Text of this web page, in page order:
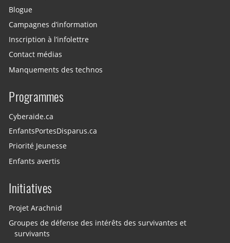
Blogue
Campagnes d’information
Inscription à l’infolettre
Contact médias
Manquements des technos
Programmes
Cyberaide.ca
EnfantsPortesDisparus.ca
Priorité Jeunesse
Enfants avertis
Initiatives
Projet Arachnid
Groupes de défense des intérêts des survivantes et
survivants